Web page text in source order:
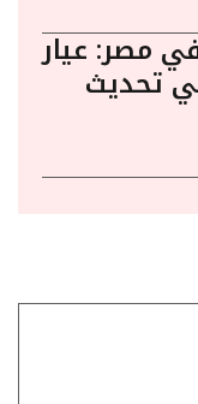
مصر: عيار
في تحديث